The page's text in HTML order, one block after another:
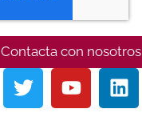
Contacta con nosotros